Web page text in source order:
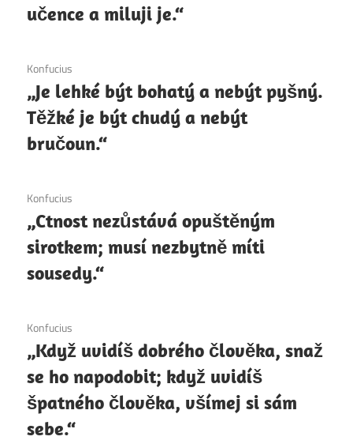
učence a miluji je.“
6. 12. 2020
Konfucius
„Je lehké být bohatý a nebýt pyšný.
Těžké je být chudý a nebýt
bručoun.“
6. 12. 2020
Konfucius
„Ctnost nezůstává opuštěným
sirotkem; musí nezbytně míti
sousedy.“
6. 12. 2020
Konfucius
„Když uvidíš dobrého člověka, snaž
se ho napodobit; když uvidíš
špatného člověka, všímej si sám
sebe.“